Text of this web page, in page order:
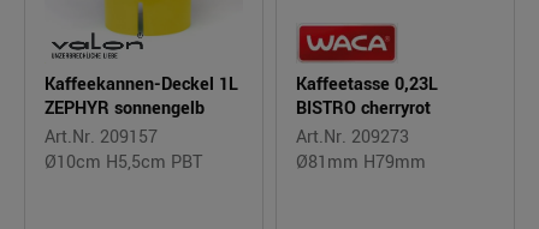
Kaffeekannen-Deckel 1L
ZEPHYR sonnengelb
Art.Nr. 209157
Ø10cm H5,5cm PBT
Kaffeetasse 0,23L
BISTRO cherryrot
Art.Nr. 209273
Ø81mm H79mm